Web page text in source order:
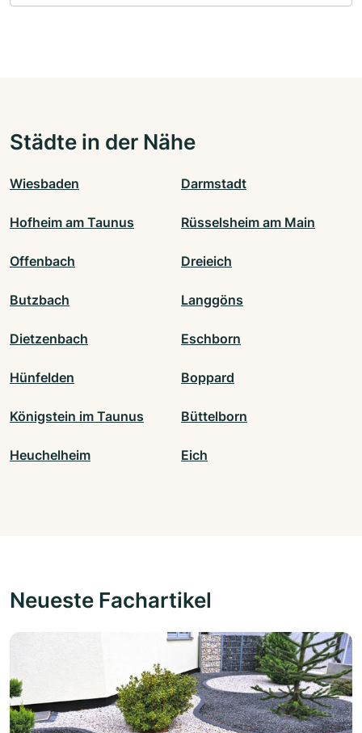
Städte in der Nähe
Wiesbaden Darmstadt
Hofheim am Taunus Rüsselsheim am Main
Offenbach Dreieich
Butzbach Langgöns
Dietzenbach Eschborn
Hünfelden Boppard
Königstein im Taunus Büttelborn
Heuchelheim Eich
Neueste Fachartikel